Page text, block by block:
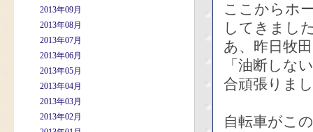
2013年09月
2013年08月
2013年07月
2013年06月
2013年05月
2013年04月
2013年03月
2013年02月
ここからホ
してきまし
あ、昨日牧
「油断しな
合頑張りま
自転車がこ